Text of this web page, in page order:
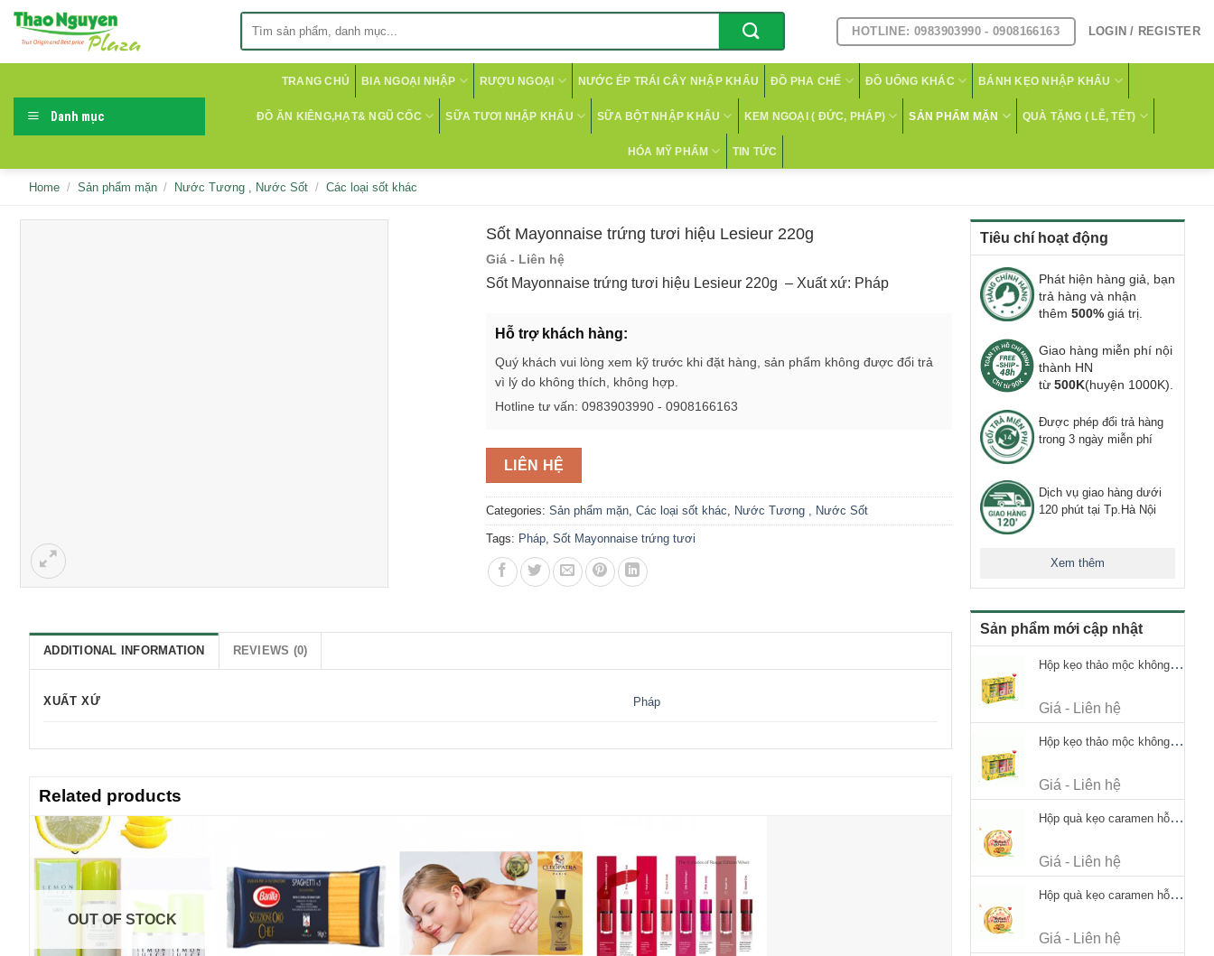
Skip
HOTLINE: 0983903990 - 0908166163 LOGIN / REGISTER
Danh mục
TRANG CHỦ BIA NGOẠI NHẬP RƯỢU NGOẠI NƯỚC ÉP TRÁI CÂY NHẬP KHẨU ĐỒ PHA CHẾ ĐỒ UỐNG KHÁC BÁNH KẸO NHẬP KHẨU
ĐỒ ĂN KIÊNG,HẠT& NGŨ CỐC SỮA TƯƠI NHẬP KHẨU SỮA BỘT NHẬP KHẨU KEM NGOẠI ( ĐỨC, PHÁP) SẢN PHẨM MẶN QUÀ TẶNG ( LỄ, TẾT)
HÓA MỸ PHẨM TIN TỨC
Home / Sản phẩm mặn / Nước Tương , Nước Sốt / Các loại sốt khác
Tiêu chí hoạt động
Phát hiện hàng giả, bạn
trả hàng và nhận
thêm 500% giá trị.
Giao hàng miễn phí nội
thành HN
từ 500K(huyện 1000K).
Được phép đổi trả hàng
trong 3 ngày miễn phí
Dịch vụ giao hàng dưới
120 phút tại Tp.Hà Nội
Xem thêm
Sản phẩm mới cập nhật
Hộp kẹo thảo mộc không đường Ricola Signature 112.5g
Giá - Liên hệ
Hộp kẹo thảo mộc không đường Ricola Signature 112.5g
Giá - Liên hệ
Hộp quà kẹo caramen hỗn hợp Werther's Original Caramel Candy 170g
Giá - Liên hệ
Hộp quà kẹo caramen hỗn hợp Werther's Original Caramel Candy 170g
Giá - Liên hệ
Sốt Mayonnaise trứng tươi hiệu Lesieur 220g
Giá - Liên hệ
Sốt Mayonnaise trứng tươi hiệu Lesieur 220g – Xuất xứ: Pháp
Hỗ trợ khách hàng:
Quý khách vui lòng xem kỹ trước khi đặt hàng, sản phẩm không được đổi trả
vì lý do không thích, không hợp.
Hotline tư vấn: 0983903990 - 0908166163
LIÊN HỆ
Categories: Sản phẩm mặn, Các loại sốt khác, Nước Tương , Nước Sốt
Tags: Pháp, Sốt Mayonnaise trứng tươi
ADDITIONAL INFORMATION REVIEWS (0)
XUẤT XỨ Pháp
Related products
OUT OF STOCK